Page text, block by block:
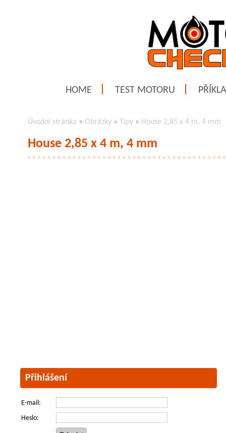
HOME TEST MOTORU
Úvodní stránka » Obrázky » Tipy » House 2,85 x 4 m, 4 mm
House 2,85 x 4 m, 4 mm
Přihlášení
E-mail:
Heslo: